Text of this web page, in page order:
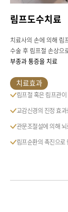
림프도수치료
치료사의 손에 의해 림
수술 후 림프절 손상으
부종과 통증을 치료
치료효과
림프절 혹은 림프관
교감신경의 진정 효과
관문조절설에 의해
림프순환의 촉진으로